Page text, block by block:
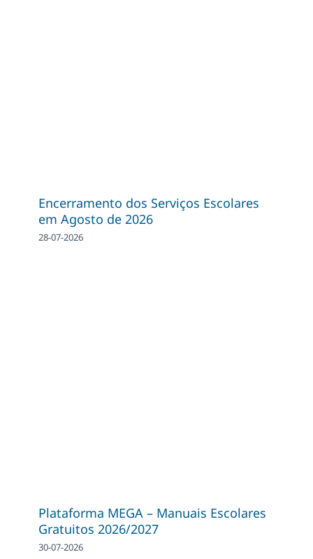
Encerramento dos Serviços Escolares
em Agosto de 2026
28-07-2026
Plataforma MEGA – Manuais Escolares
Gratuitos 2026/2027
30-07-2026